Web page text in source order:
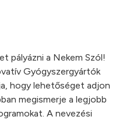
pályázni a Nekem Szól!
Gyógyszergyártók
hogy lehetőséget adjon
megismerje a legjobb
A nevezési